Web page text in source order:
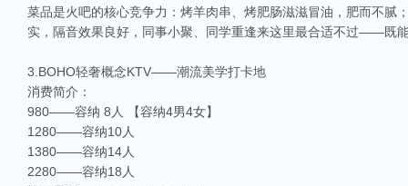
菜品是火吧的核心竞争力：烤羊肉串、烤肥肠滋滋冒油，肥而不
实，隔音效果良好，同事小聚、同学重逢来这里最合适不过——既
3.BOHO轻奢概念KTV——潮流美学打卡地
消费简介：
980——容纳 8人 【容纳4男4女】
1280——容纳10人
1380——容纳14人
2280——容纳18人